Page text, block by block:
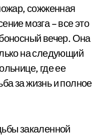
сожженная
мозга – все это
вечер. Она
на следующий
где ее
за жизнь и полное
закаленной